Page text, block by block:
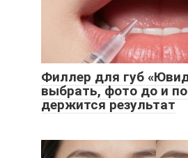
Филлер для губ
выбрать, фото до и
держится результат